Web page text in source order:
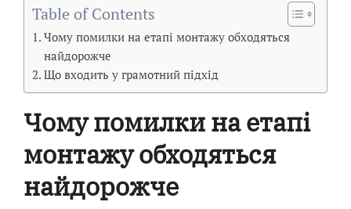
Table of Contents
Чому помилки на етапі монтажу обходяться
найдорожче
Що входить у грамотний підхід
Чому помилки на етапі
монтажу обходяться
найдорожче